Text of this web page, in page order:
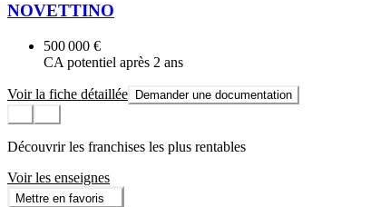
NOVETTINO
500 000 €
CA potentiel après 2 ans
Voir la fiche détaillée Demander une documentation
Découvrir les franchises les plus rentables
Voir les enseignes
Mettre en favoris